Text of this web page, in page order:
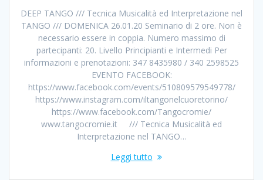
DEEP TANGO /// Tecnica Musicalità ed Interpretazione nel
TANGO /// DOMENICA 26.01.20 Seminario di 2 ore. Non è
necessario essere in coppia. Numero massimo di
partecipanti: 20. Livello Principianti e Intermedi Per
informazioni e prenotazioni: 347 8435980 / 340 2598525
EVENTO FACEBOOK:
https://www.facebook.com/events/510809579549778/
https://www.instagram.com/iltangonelcuoretorino/
https://www.facebook.com/Tangocromie/
www.tangocromie.it /// Tecnica Musicalità ed
Interpretazione nel TANGO…
Leggi tutto